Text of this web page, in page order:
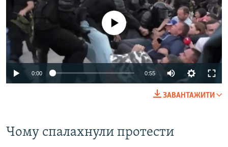
No media source currently available
0:00 0:55
ЗАВАНТАЖИТИ
Чому спалахнули протести